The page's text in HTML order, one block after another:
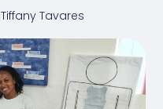
Tiffany Tavares